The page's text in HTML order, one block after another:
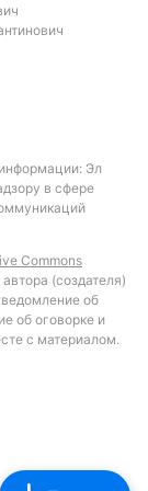
Эл
в сфере
Commons
(создателя)
об
об оговорке и
с материалом.